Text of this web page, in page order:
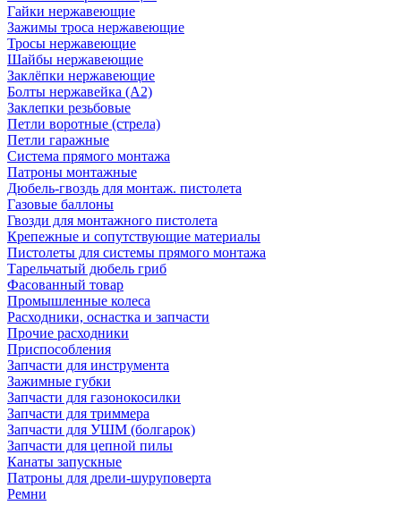
Гайки нержавеющие
Зажимы троса нержавеющие
Тросы нержавеющие
Шайбы нержавеющие
Заклёпки нержавеющие
Болты нержавейка (А2)
Заклепки резьбовые
Петли воротные (стрела)
Петли гаражные
Система прямого монтажа
Патроны монтажные
Дюбель-гвоздь для монтаж. пистолета
Газовые баллоны
Гвозди для монтажного пистолета
Крепежные и сопутствующие материалы
Пистолеты для системы прямого монтажа
Тарельчатый дюбель гриб
Фасованный товар
Промышленные колеса
Расходники, оснастка и запчасти
Прочие расходники
Приспособления
Запчасти для инструмента
Зажимные губки
Запчасти для газонокосилки
Запчасти для триммера
Запчасти для УШМ (болгарок)
Запчасти для цепной пилы
Канаты запускные
Патроны для дрели-шуруповерта
Ремни